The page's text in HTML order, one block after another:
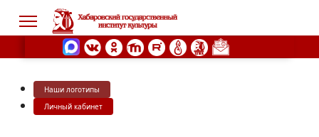
Наши логотипы
Личный кабинет